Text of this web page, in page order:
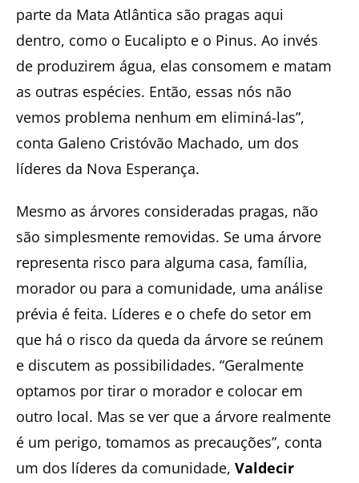
parte da Mata Atlântica são pragas aqui
dentro, como o Eucalipto e o Pinus. Ao invés
de produzirem água, elas consomem e matam
as outras espécies. Então, essas nós não
vemos problema nenhum em eliminá-las”,
conta Galeno Cristóvão Machado, um dos
líderes da Nova Esperança.
Mesmo as árvores consideradas pragas, não
são simplesmente removidas. Se uma árvore
representa risco para alguma casa, família,
morador ou para a comunidade, uma análise
prévia é feita. Líderes e o chefe do setor em
que há o risco da queda da árvore se reúnem
e discutem as possibilidades. “Geralmente
optamos por tirar o morador e colocar em
outro local. Mas se ver que a árvore realmente
é um perigo, tomamos as precauções”, conta
um dos líderes da comunidade, Valdecir